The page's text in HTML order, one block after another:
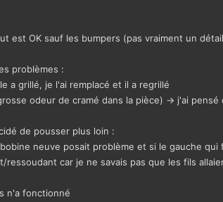
est OK sauf les bumpers (pas vraiment un
problèmes :
a grillé, je l'ai remplacé et il a regrillé
odeur de cramé dans la pièce) -> j'ai
de pousser plus loin :
neuve posait problème et si le gauche
car je ne savais pas que les fils
n'a fonctionné